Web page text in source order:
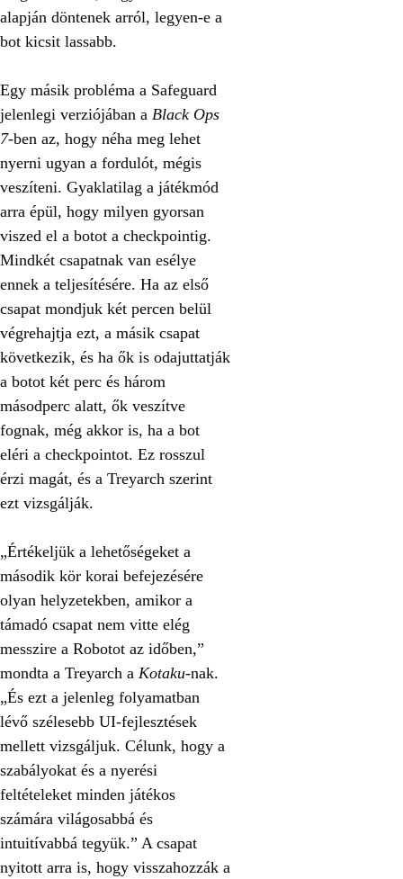
alapján döntenek arról, legyen-e a
bot kicsit lassabb.
Egy másik probléma a Safeguard
jelenlegi verziójában a Black Ops
7-ben az, hogy néha meg lehet
nyerni ugyan a fordulót, mégis
veszíteni. Gyaklatilag a játékmód
arra épül, hogy milyen gyorsan
viszed el a botot a checkpointig.
Mindkét csapatnak van esélye
ennek a teljesítésére. Ha az első
csapat mondjuk két percen belül
végrehajtja ezt, a másik csapat
következik, és ha ők is odajuttatják
a botot két perc és három
másodperc alatt, ők veszítve
fognak, még akkor is, ha a bot
eléri a checkpointot. Ez rosszul
érzi magát, és a Treyarch szerint
ezt vizsgálják.
„Értékeljük a lehetőségeket a
második kör korai befejezésére
olyan helyzetekben, amikor a
támadó csapat nem vitte elég
messzire a Robotot az időben,”
mondta a Treyarch a Kotaku-nak.
„És ezt a jelenleg folyamatban
lévő szélesebb UI-fejlesztések
mellett vizsgáljuk. Célunk, hogy a
szabályokat és a nyerési
feltételeket minden játékos
számára világosabbá és
intuitívabbá tegyük.” A csapat
nyitott arra is, hogy visszahozzák a